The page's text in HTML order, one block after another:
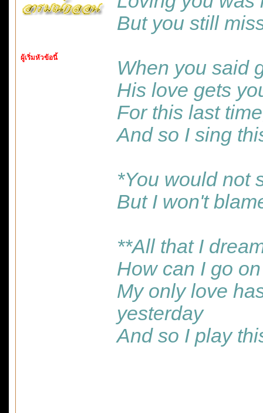
ผู้เริ่มหัวข้อนี้
But you still
When you said
His love gets
For this last
And so I sing
*You would not
But I won't
**All that I
How can I go
My only love
yesterday
And so I play